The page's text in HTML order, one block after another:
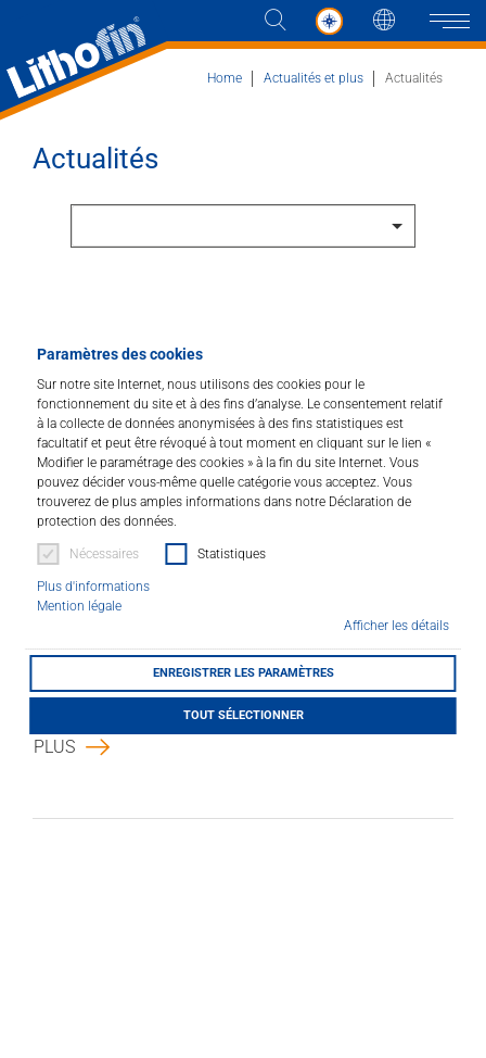
Paramètres des cookies
Sur notre site Internet, nous utilisons des cookies pour le
fonctionnement du site et à des fins d’analyse. Le consentement relatif
à la collecte de données anonymisées à des fins statistiques est
facultatif et peut être révoqué à tout moment en cliquant sur le lien «
Modifier le paramétrage des cookies » à la fin du site Internet. Vous
pouvez décider vous-même quelle catégorie vous acceptez. Vous
trouverez de plus amples informations dans notre Déclaration de
protection des données.
Nécessaires Statistiques
Plus d'informations
Mention légale
Afficher les détails
ENREGISTRER LES PARAMÈTRES
TOUT SÉLECTIONNER
Langue
Home Actualités et plus Actualités
Actualités
NEW Lithofin MN Betoncoating
Une famille de produits en trois couleurs.
PLUS